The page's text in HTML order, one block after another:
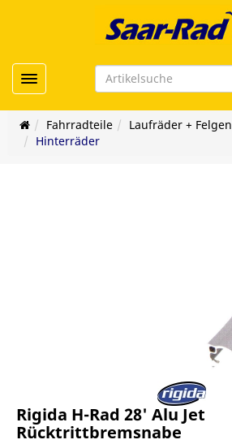
Toggle navigation
Fahrradteile Laufräder + Felgen
Hinterräder
Rigida H-Rad 28' Alu Jet
Rücktrittbremsnabe